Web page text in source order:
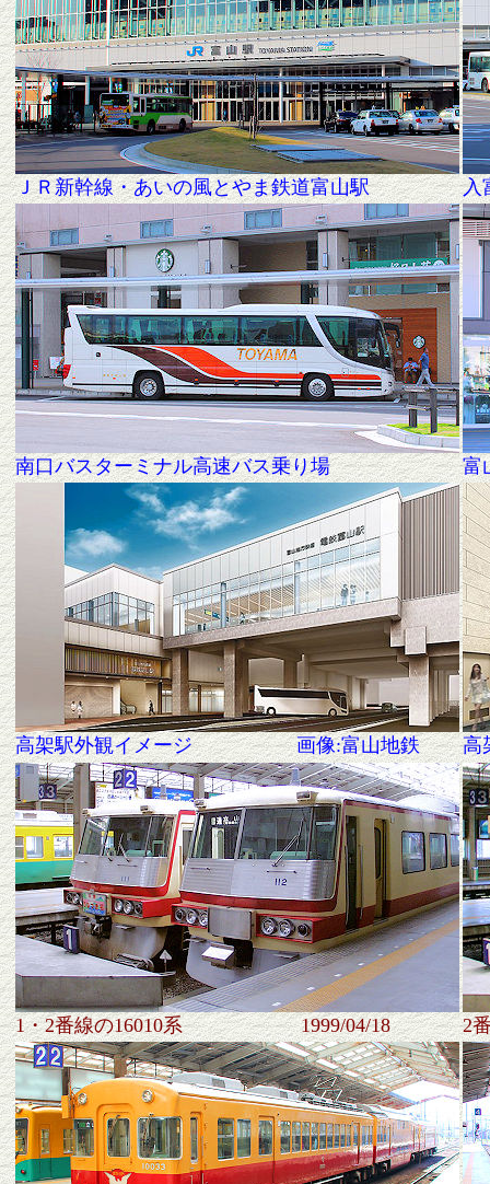
ＪＲ新幹線・あいの風とやま鉄道富山駅 入
南口バスターミナル高速バス乗り場 富
高架駅外観イメージ 画像:富山地鉄
1・2番線の16010系 1999/04/18 2